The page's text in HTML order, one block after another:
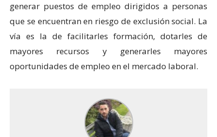
generar puestos de empleo dirigidos a personas
que se encuentran en riesgo de exclusión social. La
vía es la de facilitarles formación, dotarles de
mayores recursos y generarles mayores
oportunidades de empleo en el mercado laboral.